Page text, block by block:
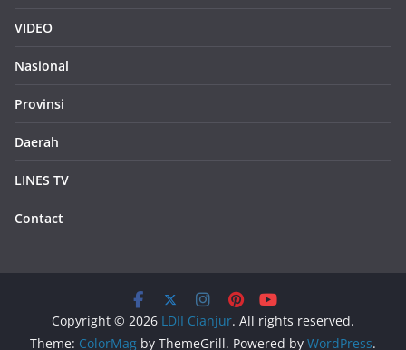
VIDEO
Nasional
Provinsi
Daerah
LINES TV
Contact
Copyright © 2026 LDII Cianjur. All rights reserved.
Theme: ColorMag by ThemeGrill. Powered by WordPress.